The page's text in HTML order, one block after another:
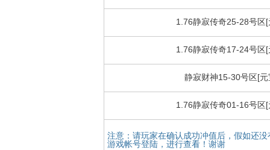
1.76静寂传奇25-28号区[
1.76静寂传奇17-24号区[
静寂财神15-30号区[元
1.76静寂传奇01-16号区[
注意：请玩家在确认成功冲值后，假如还
游戏帐号登陆，进行查看！谢谢